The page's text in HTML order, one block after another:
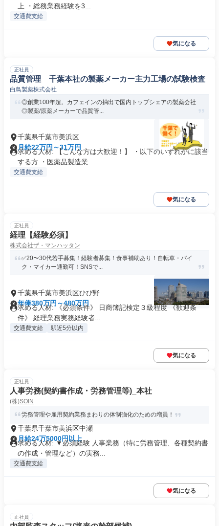
上 ・総務業務経験を3...
交通費支給
気になる
正社員
品質管理 千葉本社の製薬メーカー主力工場の試験検査
白鳥製薬株式会社
◎創業100年超。カフェインの抽出で国内トップシェアの製薬会社
◎製薬/原薬メーカーで品質管...
千葉県千葉市美浜区
月給22万円～31万円
求める人材: 【こんな方は大歓迎！】 ・以下のいずれかに該当
する方 ・医薬品製造業...
交通費支給
気になる
正社員
経理【経験必須】
株式会社ザ・マンハッタン
✅20〜30代若手募集！経験者募集！食事補助あり！自転車・バイ
ク・マイカー通勤可！SNSで...
千葉県千葉市美浜区ひび野
年俸380万円～480万円
求める人材: 《必須条件》 日商簿記検定３級程度 《歓迎条
件》 経理業務実務経験者...
交通費支給 駅近5分以内
気になる
正社員
人事労務(契約書作成・労務管理等)_本社
(株)SOIN
労務管理や雇用契約業務まわりの体制強化のための増員！
千葉県千葉市美浜区中瀬
月給24万5000円以上
求める人材: ▼必須経験 人事業務（特に労務管理、各種契約書
の作成・管理など）の実務...
交通費支給
気になる
正社員